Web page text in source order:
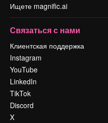
Ищете magnific.ai
Связаться с нами
Клиентская поддержка
Instagram
YouTube
LinkedIn
TikTok
Discord
X